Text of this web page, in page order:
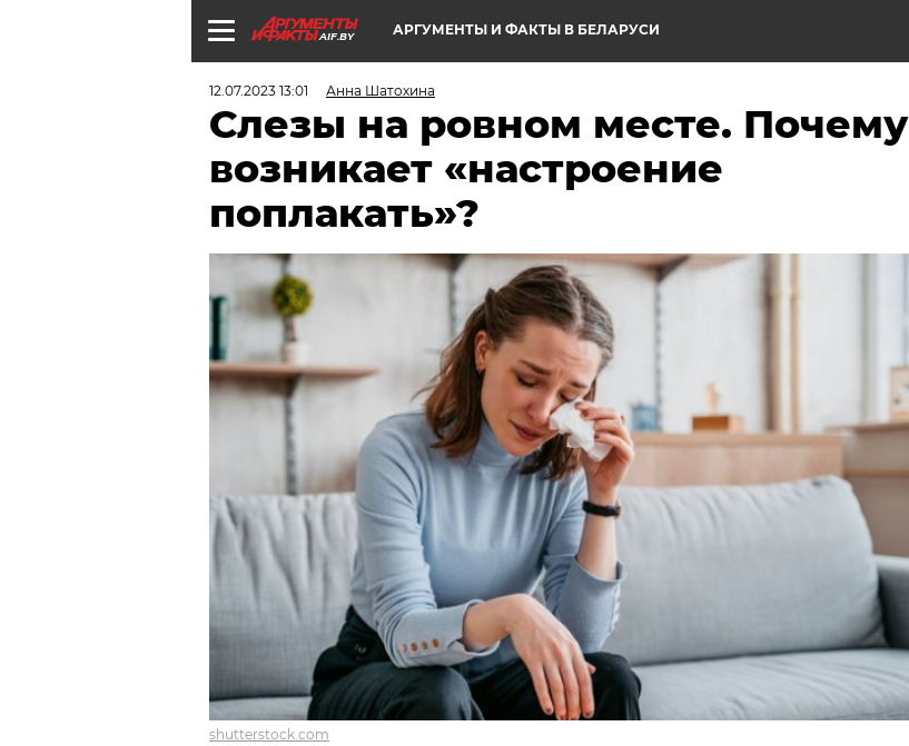
AIF.BY АРГУМЕНТЫ И ФАКТЫ В БЕЛАРУСИ
12.07.2023 13:01 Анна Шатохина
Слезы на ровном месте. Почему
возникает «настроение
поплакать»?
shutterstock.com